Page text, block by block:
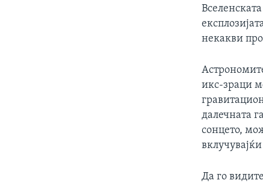
некакви
икс-зраци
далечната
сонцето,
Да го